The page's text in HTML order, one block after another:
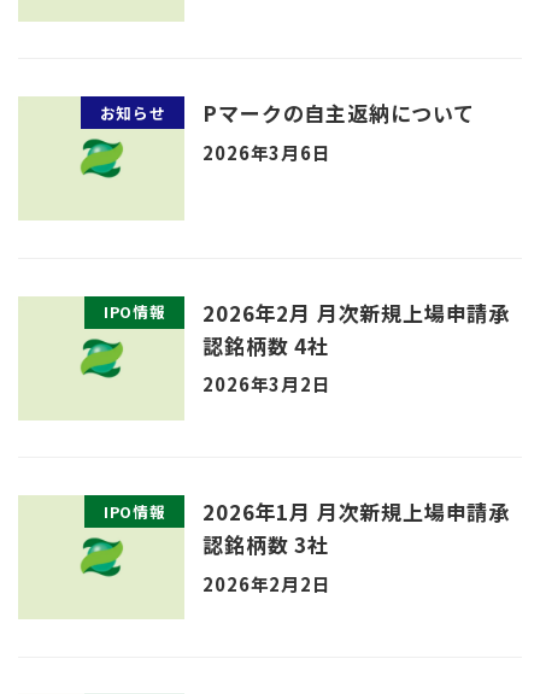
お知らせ Pマークの自主返納について
2026年3月6日
IPO情報
2026年2月 月次新規上場申請承
認銘柄数 4社
2026年3月2日
IPO情報
2026年1月 月次新規上場申請承
認銘柄数 3社
2026年2月2日